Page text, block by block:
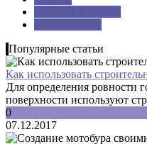
Популярные статьи
Как использовать
Для определения ровности
поверхности используют
0
07.12.2017